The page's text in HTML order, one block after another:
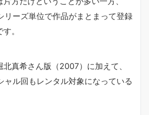
リーズ単位で作品がまとまって登録
。
真希さん版（2007）に加えて、
ャル回もレンタル対象になっている